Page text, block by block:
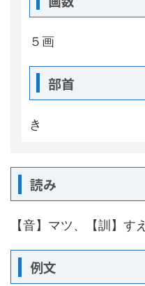
５画
部首
き
読み
【音】マツ、【訓】すえ
例文